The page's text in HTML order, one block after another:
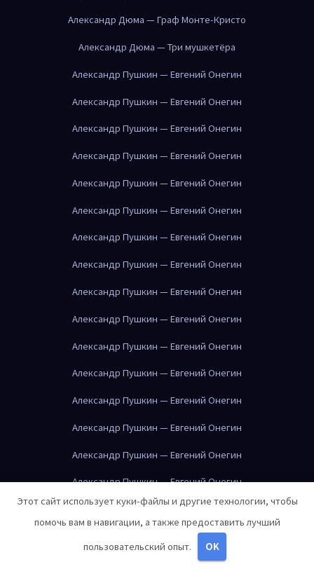
Александр Дюма — Граф Монте-Кристо
Александр Дюма — Три мушкетёра
Александр Пушкин — Евгений Онегин
Александр Пушкин — Евгений Онегин
Александр Пушкин — Евгений Онегин
Александр Пушкин — Евгений Онегин
Александр Пушкин — Евгений Онегин
Александр Пушкин — Евгений Онегин
Александр Пушкин — Евгений Онегин
Александр Пушкин — Евгений Онегин
Александр Пушкин — Евгений Онегин
Александр Пушкин — Евгений Онегин
Александр Пушкин — Евгений Онегин
Александр Пушкин — Евгений Онегин
Александр Пушкин — Евгений Онегин
Александр Пушкин — Евгений Онегин
Александр Пушкин — Евгений Онегин
Александр Пушкин — Евгений Онегин
Александр Пушкин — Евгений Онегин
Александр Пушкин — Евгений Онегин
Александр Пушкин — Евгений Онегин
Этот сайт использует куки-файлы и другие технологии, чтобы
помочь вам в навигации, а также предоставить лучший
пользовательский опыт.
OK